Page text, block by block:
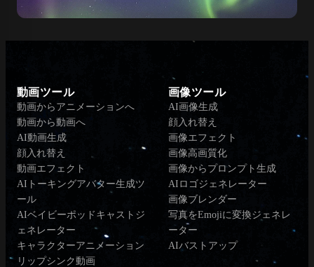
動画ツール
動画からアニメーションへ
動画から動画へ
AI動画生成
顔入れ替え
動画エフェクト
AIトーキングアバター生成ツ
ール
AIベイビーポッドキャストジ
ェネレーター
キャラクターアニメーション
リップシンク動画
画像ツール
AI画像生成
顔入れ替え
画像エフェクト
画像高画質化
画像からプロンプト生成
AIロゴジェネレーター
画像ブレンダー
写真をEmojiに変換ジェネレ
ーター
AIバストアップ